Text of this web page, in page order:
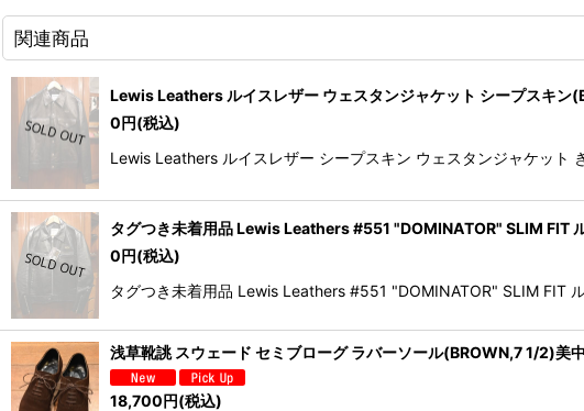
関連商品
Lewis Leathers ルイスレザー ウェスタンジャケット シープスキ
0円(税込)
Lewis Leathers ルイスレザー シープスキン ウェスタンジャケット
タグつき未着用品 Lewis Leathers #551 "DOMINATOR" SLIM FIT
0円(税込)
タグつき未着用品 Lewis Leathers #551 "DOMINATOR" SLIM FIT
浅草靴誂 スウェード セミブローグ ラバーソール(BROWN,7 1/2)美
18,700円(税込)